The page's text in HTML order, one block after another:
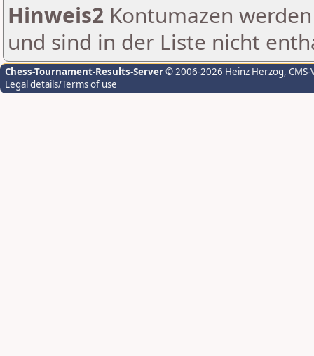
Hinweis2 Kontumazen
und sind in der Liste nicht
Chess-Tournament-Results-Server© 2006-2026 Heinz Herzog,
Legal details/Terms of use